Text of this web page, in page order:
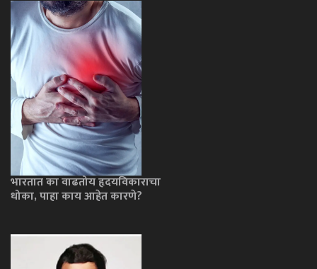
भारतात का वाढतोय हृदयविकाराचा
धोका, पाहा काय आहेत कारणे?